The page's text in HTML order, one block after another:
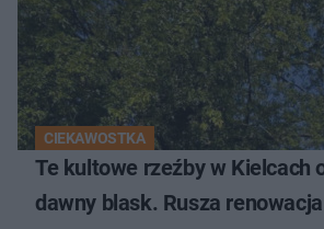
CIEKAWOSTKA
Te kultowe rzeźby w Kielcach
dawny blask. Rusza